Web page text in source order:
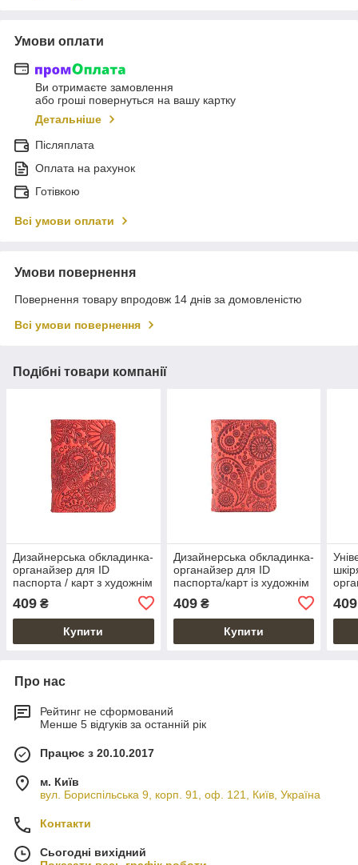
Умови оплати
Ви отримаєте замовлення
або гроші повернуться на вашу картку
Детальніше
Післяплата
Оплата на рахунок
Готівкою
Всі умови оплати
Умови повернення
Повернення товару впродовж 14 днів за домовленістю
Всі умови повернення
Подібні товари компанії
Дизайнерська обкладинка-
органайзер для ID
паспорта / карт з художнім
тисненням "Mehendi Art",
червоного кольору
409 ₴
Купити
Дизайнерська обкладинка-
органайзер для ID
паспорта/карт із художнім
червоного кольору
409₴
Купити
409
Про нас
Рейтинг не сформований
Менше 5 відгуків за останній рік
Працює з 20.10.2017
м. Київ
вул. Бориспільська 9, корп. 91, оф. 121, Київ, Україна
Контакти
Сьогодні вихідний